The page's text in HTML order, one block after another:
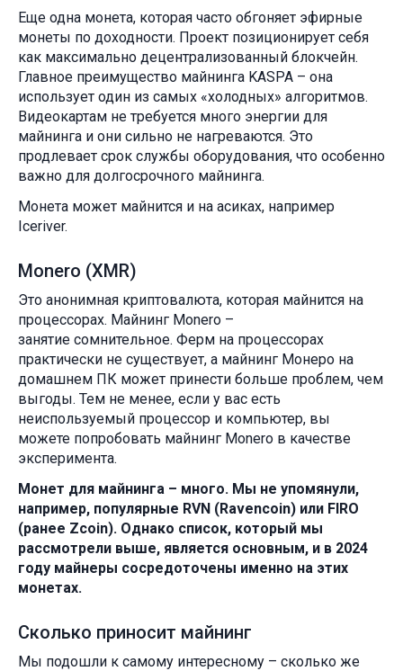
Еще одна монета, которая часто обгоняет эфирные
монеты по доходности. Проект позиционирует себя
как максимально децентрализованный блокчейн.
Главное преимущество майнинга KASPA – она
использует один из самых «холодных» алгоритмов.
Видеокартам не требуется много энергии для
майнинга и они сильно не нагреваются. Это
продлевает срок службы оборудования, что особенно
важно для долгосрочного майнинга.
Монета может майнится и на асиках, например
Iceriver.
Monero (XMR)
Это анонимная криптовалюта, которая майнится на
процессорах. Майнинг Monero –
занятие сомнительное. Ферм на процессорах
практически не существует, а майнинг Монеро на
домашнем ПК может принести больше проблем, чем
выгоды. Тем не менее, если у вас есть
неиспользуемый процессор и компьютер, вы
можете попробовать майнинг Monero в качестве
эксперимента.
Монет для майнинга – много. Мы не упомянули,
например, популярные RVN (Ravencoin) или FIRO
(ранее Zcoin). Однако список, который мы
рассмотрели выше, является основным, и в 2024
году майнеры сосредоточены именно на этих
монетах.
Сколько приносит майнинг
Мы подошли к самому интересному – сколько же